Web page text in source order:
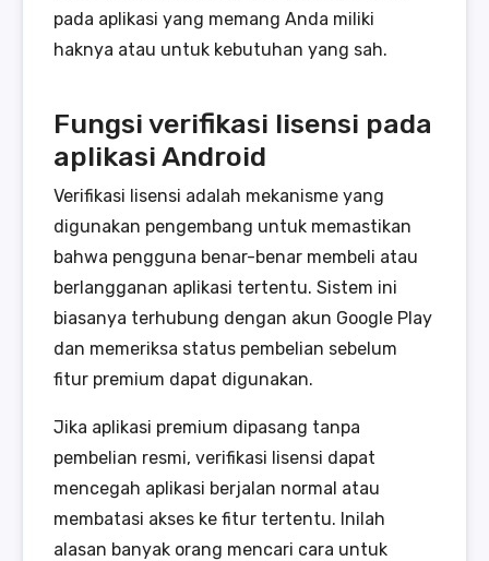
pada aplikasi yang memang Anda miliki
haknya atau untuk kebutuhan yang sah.
Fungsi verifikasi lisensi pada
aplikasi Android
Verifikasi lisensi adalah mekanisme yang
digunakan pengembang untuk memastikan
bahwa pengguna benar-benar membeli atau
berlangganan aplikasi tertentu. Sistem ini
biasanya terhubung dengan akun Google Play
dan memeriksa status pembelian sebelum
fitur premium dapat digunakan.
Jika aplikasi premium dipasang tanpa
pembelian resmi, verifikasi lisensi dapat
mencegah aplikasi berjalan normal atau
membatasi akses ke fitur tertentu. Inilah
alasan banyak orang mencari cara untuk